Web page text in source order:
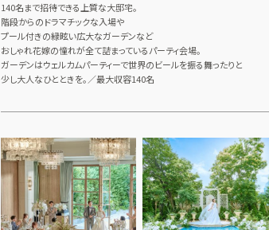
140名まで招待できる上質な大邸宅。
階段からのドラマチックな入場や
プール付きの緑眩い広大なガーデンなど
おしゃれ花嫁の憧れが全て詰まっているパーティ会場。
ガーデンはウェルカムパーティーで世界のビールを振る舞ったりと
少し大人なひとときを。／最大収容140名